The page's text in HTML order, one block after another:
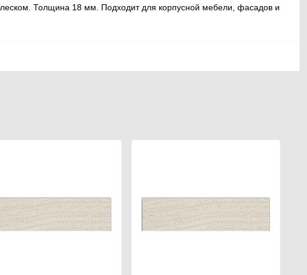
Толщина 18 мм. Подходит для корпусной мебели, фасадов и